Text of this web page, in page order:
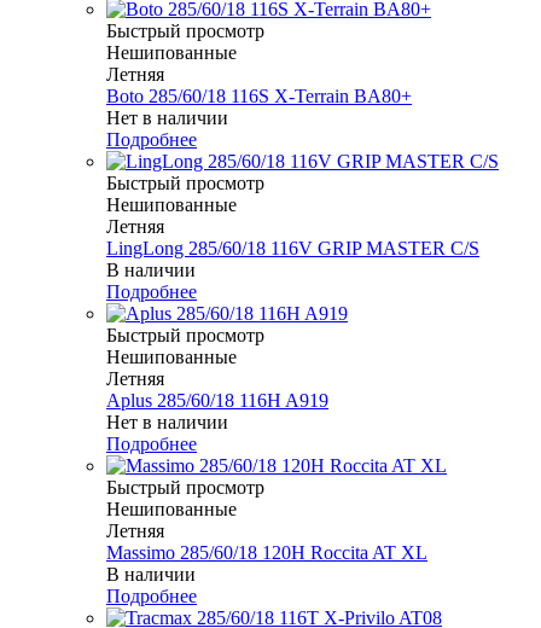
Быстрый просмотр
Нешипованные
Летняя
Boto 285/60/18 116S X-Terrain BA80+
Нет в наличии
Подробнее
Быстрый просмотр
Нешипованные
Летняя
LingLong 285/60/18 116V GRIP MASTER C/S
В наличии
Подробнее
Быстрый просмотр
Нешипованные
Летняя
Aplus 285/60/18 116H A919
Нет в наличии
Подробнее
Быстрый просмотр
Нешипованные
Летняя
Massimo 285/60/18 120H Roccita AT XL
В наличии
Подробнее